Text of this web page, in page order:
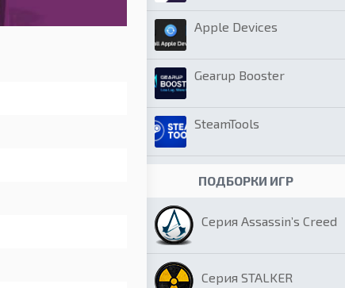
Apple Devices
Gearup Booster
SteamTools
ПОДБОРКИ ИГР
Серия Assassin’s Creed
Серия STALKER